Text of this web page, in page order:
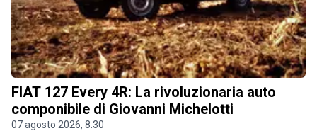
FIAT 127 Every 4R: La rivoluzionaria auto
componibile di Giovanni Michelotti
07 agosto 2026, 8.30